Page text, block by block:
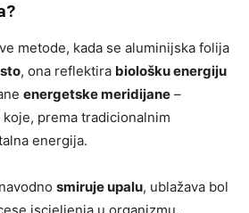
metode, kada se aluminijska folija
, ona reflektira biološku energiju
energetske meridijane –
prema tradicionalnim
energija.
smiruje upalu, ublažava bol